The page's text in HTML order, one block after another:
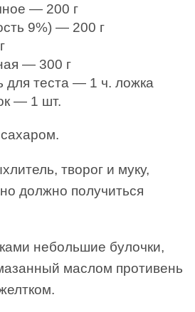
— 200 г
9%) — 200 г
— 300 г
для теста — 1 ч. ложка
— 1 шт.
творог и муку,
должно получиться
небольшие булочки,
маслом противень